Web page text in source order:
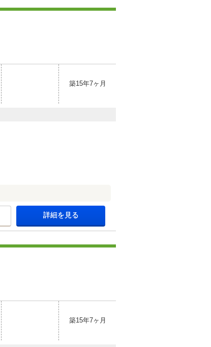
築15年7ヶ月
詳細を見る
築15年7ヶ月